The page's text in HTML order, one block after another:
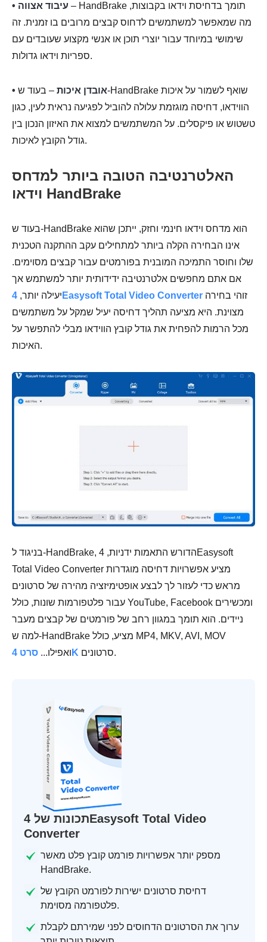
• עיבוד אצווה – HandBrake תומך בדחיסת וידאו בקבוצות,
מה שמאפשר למשתמשים לדחוס קבצים מרובים בו זמנית. זה
שימושי במיוחד עבור יוצרי תוכן או אנשי מקצוע שעובדים עם
ספריות וידאו גדולות.
• אובדן איכות – בעוד ש-HandBrake שואף לשמור על איכות
הווידאו, דחיסה מוגזמת עלולה להוביל לפגיעה נראית לעין, כגון
טשטוש או פיקסלים. על המשתמשים למצוא את האיזון הנכון בין
גודל הקובץ לאיכות.
האלטרנטיבה הטובה ביותר למדחס
וידאו HandBrake
בעוד ש-HandBrake הוא מדחס וידאו חינמי וחזק, ייתכן שהוא
אינו הבחירה הקלה ביותר למתחילים עקב ההתקנה הטכנית
שלו וחוסר התמיכה המובנית בפורמטים עבור קבצים מסוימים.
אם אתם מחפשים אלטרנטיבה ידידותית יותר למשתמש אך
יעילה יותר, 4Easysoft Total Video Converter
מצוינת. היא מציעה תהליך דחיסה יעיל שמקל על משתמשים
מכל הרמות להפחית את גודל קובץ הווידאו מבלי להתפשר על
האיכות.
בניגוד ל-HandBrake, הדורש התאמות ידניות, 4Easysoft
Total Video Converter מציע אפשרויות דחיסה מוגדרות
מראש כדי לעזור לך לבצע אופטימיזציה מהירה של סרטונים
עבור פלטפורמות שונות, כולל YouTube, Facebook ומכשירים
ניידים. הוא תומך במגוון רחב של פורמטים של קבצים מעבר
למה ש-HandBrake מציע, כולל MP4, MKV, AVI, MOV
ואפילו... סרט 4K סרטונים.
תכונות של 4Easysoft Total Video
Converter
מספק יותר אפשרויות פורמט קובץ פלט מאשר
HandBrake.
דחיסת סרטונים ישירות לפורמט הקובץ של
פלטפורמה מסוימת.
ערוך את הסרטונים הדחוסים לפני שמירתם לקבלת